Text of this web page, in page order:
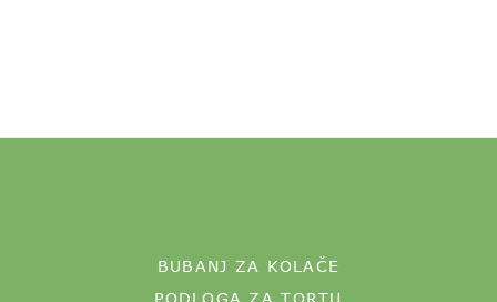
BUBANJ ZA KOLAČE
PODLOGA ZA TORTU